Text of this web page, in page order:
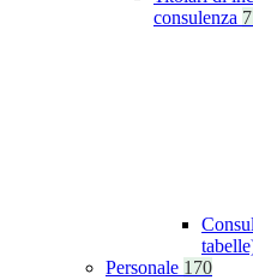
consulenza
Personale 170